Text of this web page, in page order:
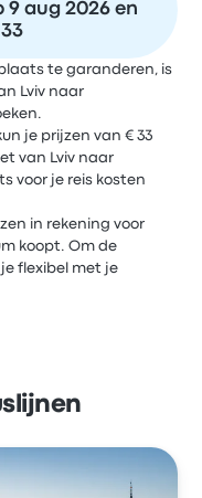
9 aug 2026 en
te garanderen, is
Lviv naar
je prijzen van € 33
van Lviv naar
voor je reis kosten
in rekening voor
koopt. Om de
flexibel met je